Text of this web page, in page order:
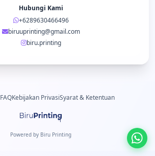
Hubungi Kami
+6289630466496
biruuprinting@gmail.com
biru.printing
FAQKebijakan PrivasiSyarat & Ketentuan
Powered by Biru Printing